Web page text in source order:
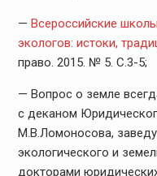
— Всероссийские
экологов: истоки,
право. 2015. № 5. С.3-5;
— Вопрос о земле
с деканом
М.В.Ломоносова,
экологического и
докторами